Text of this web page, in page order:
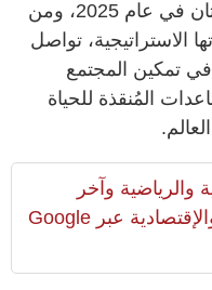
الترتيب الإداري الذي وقّعته الجهتان في عام 2025، ومن
الاستراتيجية، تواصل
تمكين المجتمع
المُنقذة للحياة
والرياضية وآخر
المستجدات السياسية والإقتصادية عبر Google